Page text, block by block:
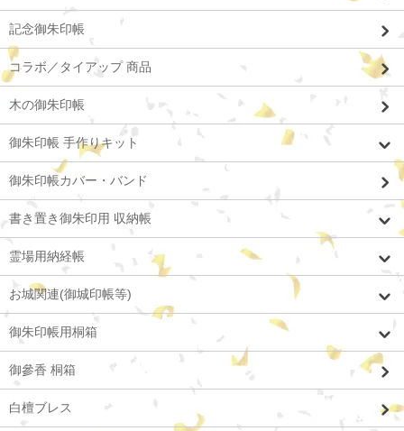
記念御朱印帳
コラボ／タイアップ 商品
木の御朱印帳
御朱印帳 手作りキット
御朱印帳カバー・バンド
書き置き御朱印用 収納帳
霊場用納経帳
お城関連(御城印帳等)
御朱印帳用桐箱
御參香 桐箱
白檀ブレス